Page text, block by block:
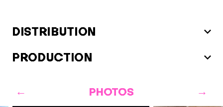
DISTRIBUTION
PRODUCTION
PHOTOS